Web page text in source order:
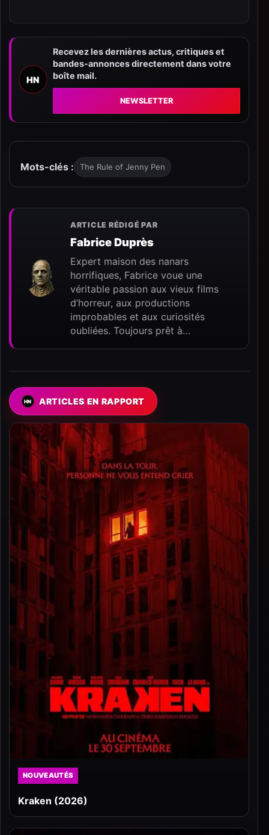
HN
Recevez les dernières actus, critiques et
bandes-annonces directement dans votre
boîte mail.
NEWSLETTER
Mots-clés : The Rule of Jenny Pen
ARTICLE RÉDIGÉ PAR
Fabrice Duprès
Expert maison des nanars
horrifiques, Fabrice voue une
véritable passion aux vieux films
d’horreur, aux productions
improbables et aux curiosités
oubliées. Toujours prêt à…
ARTICLES EN RAPPORT
NOUVEAUTÉS
Kraken (2026)